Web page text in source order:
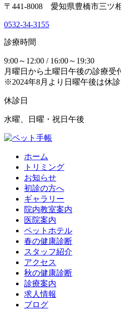
〒441-8008 愛知県豊橋市三ツ
0532-34-3155
診療時間
9:00～12:00 / 16:00～19:30
月曜日から土曜日午後の診療受
※2024年8月より日曜午後は休診
休診日
水曜、日曜・祝日午後
ホーム
トリミング
お知らせ
初診の方へ
ギャラリー
院内教室案内
医院案内
ペットホテル
春の健康診断
スタッフ紹介
アクセス
秋の健康診断
診療案内
求人情報
ブログ